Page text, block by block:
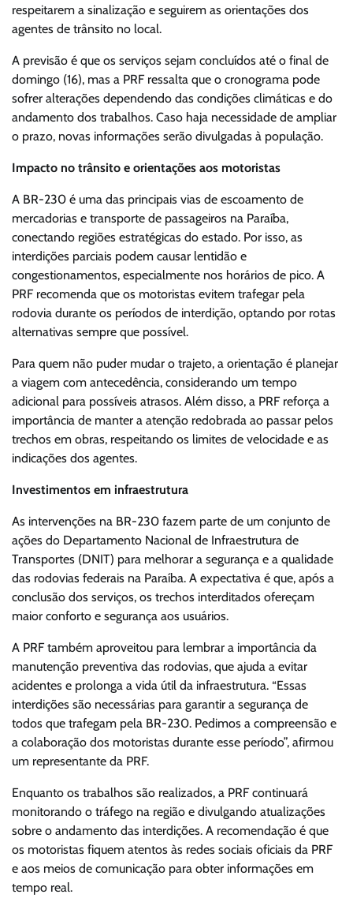
respeitarem a sinalização e seguirem as orientações dos
agentes de trânsito no local.
A previsão é que os serviços sejam concluídos até o final de
domingo (16), mas a PRF ressalta que o cronograma pode
sofrer alterações dependendo das condições climáticas e do
andamento dos trabalhos. Caso haja necessidade de ampliar
o prazo, novas informações serão divulgadas à população.
Impacto no trânsito e orientações aos motoristas
A BR-230 é uma das principais vias de escoamento de
mercadorias e transporte de passageiros na Paraíba,
conectando regiões estratégicas do estado. Por isso, as
interdições parciais podem causar lentidão e
congestionamentos, especialmente nos horários de pico. A
PRF recomenda que os motoristas evitem trafegar pela
rodovia durante os períodos de interdição, optando por rotas
alternativas sempre que possível.
Para quem não puder mudar o trajeto, a orientação é planejar
a viagem com antecedência, considerando um tempo
adicional para possíveis atrasos. Além disso, a PRF reforça a
importância de manter a atenção redobrada ao passar pelos
trechos em obras, respeitando os limites de velocidade e as
indicações dos agentes.
Investimentos em infraestrutura
As intervenções na BR-230 fazem parte de um conjunto de
ações do Departamento Nacional de Infraestrutura de
Transportes (DNIT) para melhorar a segurança e a qualidade
das rodovias federais na Paraíba. A expectativa é que, após a
conclusão dos serviços, os trechos interditados ofereçam
maior conforto e segurança aos usuários.
A PRF também aproveitou para lembrar a importância da
manutenção preventiva das rodovias, que ajuda a evitar
acidentes e prolonga a vida útil da infraestrutura. “Essas
interdições são necessárias para garantir a segurança de
todos que trafegam pela BR-230. Pedimos a compreensão e
a colaboração dos motoristas durante esse período”, afirmou
um representante da PRF.
Enquanto os trabalhos são realizados, a PRF continuará
monitorando o tráfego na região e divulgando atualizações
sobre o andamento das interdições. A recomendação é que
os motoristas fiquem atentos às redes sociais oficiais da PRF
e aos meios de comunicação para obter informações em
tempo real.